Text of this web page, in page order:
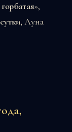
»,
, Луна